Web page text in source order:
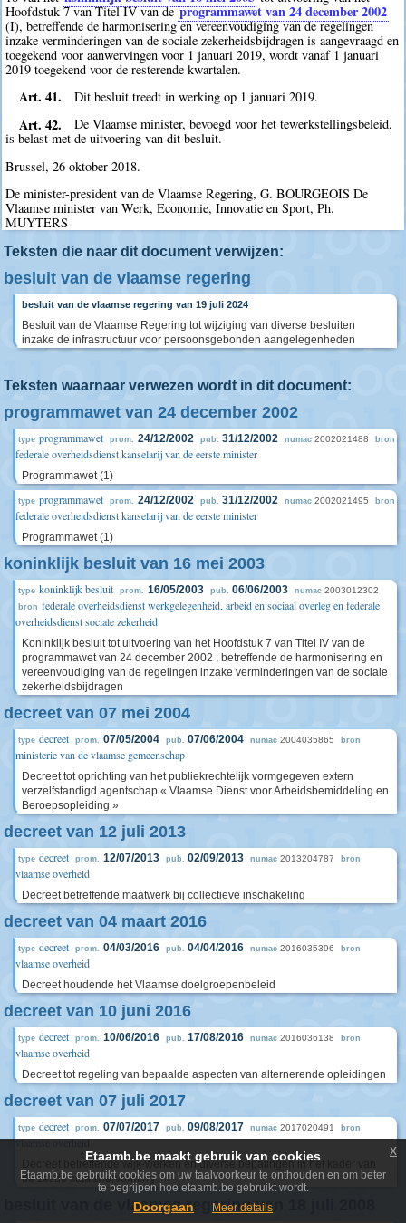
Hoofdstuk 7 van Titel IV van deprogrammawet van 24 december 2002
(I), betreffende de harmonisering en vereenvoudiging van de regelingen
inzake verminderingen van de sociale zekerheidsbijdragen is aangevraagd en
toegekend voor aanwervingen voor 1 januari 2019, wordt vanaf 1 januari
2019 toegekend voor de resterende kwartalen.
Art. 41. Dit besluit treedt in werking op 1 januari 2019.
Art. 42.
De Vlaamse minister, bevoegd voor het tewerkstellingsbeleid,
is belast met de uitvoering van dit besluit.
Brussel, 26 oktober 2018.
De minister-president van de Vlaamse Regering, G. BOURGEOIS De
Vlaamse minister van Werk, Economie, Innovatie en Sport, Ph.
MUYTERS
Teksten die naar dit document verwijzen:
besluit van de vlaamse regering
besluit van de vlaamse regering van 19 juli 2024
Besluit van de Vlaamse Regering tot wijziging van diverse besluiten
inzake de infrastructuur voor persoonsgebonden aangelegenheden
Teksten waarnaar verwezen wordt in dit document:
programmawet van 24 december 2002
type programmawet prom. 24/12/2002 pub. 31/12/2002 numac 2002021488 bron
federale overheidsdienst kanselarij van de eerste minister
Programmawet (1)
type programmawet prom. 24/12/2002 pub. 31/12/2002 numac 2002021495 bron
federale overheidsdienst kanselarij van de eerste minister
Programmawet (1)
koninklijk besluit van 16 mei 2003
type koninklijk besluit prom. 16/05/2003 pub. 06/06/2003 numac 2003012302
bron federale overheidsdienst werkgelegenheid, arbeid en sociaal overleg en federale
overheidsdienst sociale zekerheid
Koninklijk besluit tot uitvoering van het Hoofdstuk 7 van Titel IV van de
programmawet van 24 december 2002 , betreffende de harmonisering en
vereenvoudiging van de regelingen inzake verminderingen van de sociale
zekerheidsbijdragen
decreet van 07 mei 2004
type decreet prom. 07/05/2004 pub. 07/06/2004 numac 2004035865 bron
ministerie van de vlaamse gemeenschap
Decreet tot oprichting van het publiekrechtelijk vormgegeven extern
verzelfstandigd agentschap « Vlaamse Dienst voor Arbeidsbemiddeling en
Beroepsopleiding »
decreet van 12 juli 2013
type decreet prom. 12/07/2013 pub. 02/09/2013 numac 2013204787 bron
vlaamse overheid
Decreet betreffende maatwerk bij collectieve inschakeling
decreet van 04 maart 2016
type decreet prom. 04/03/2016 pub. 04/04/2016 numac 2016035396 bron
vlaamse overheid
Decreet houdende het Vlaamse doelgroepenbeleid
decreet van 10 juni 2016
type decreet prom. 10/06/2016 pub. 17/08/2016 numac 2016036138 bron
vlaamse overheid
Decreet tot regeling van bepaalde aspecten van alternerende opleidingen
decreet van 07 juli 2017
type decreet prom. 07/07/2017 pub. 09/08/2017 numac 2017020491 bron
vlaamse overheid
Decreet betreffende wijk-werken en diverse bepalingen in het kader van
de zesde staatshervorming
besluit van de vlaamse regering van 18 juli 2008
Etaamb.be maakt gebruik van cookies
Etaamb.be gebruikt cookies om uw taalvoorkeur te onthouden en om beter
te begrijpen hoe etaamb.be gebruikt wordt.
Doorgaan Meer details
x